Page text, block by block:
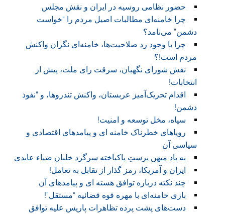
حضور نظامی روسیه در ایران و نقش مجلس
چرا خامنه‌ای مطالبات اصیل مردم را “خواست
دشمن” می‌نامد؟
چرا با وجود رد صلاحیت‌ها، خامنه‌ای نگران واکنش
مردم است!؟
نقش شورای نگهبان، سرقت رای ملت، پیش از
انتخابات!
اقدام تحریک‌آمیز عربستان، واکنش تندروها، و “نفوذ
دشمن!
سپاه، مخل توسعه و امنیت!
رویاهای خطرناک خامنه ای و پیامدهای اقتصادی و
سیاسی آن
به یاد میهن پرستِ پاکباخته سرگرد خلبان ضیاء عابدی
ایران و آمریکا، رمز گذار از تقابل به تعامل!
چند نکته درباره توافق هسته ای و پیامدهای آن
بازی خامنه‌ای با مهره قوه قضائيه “مستقل”!
دست‌های پشت پرده تظاهرات پاريس عليه توافق